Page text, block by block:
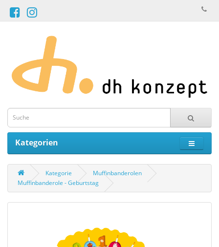
Kategorien
Kategorie
Muffinbanderolen
Muffinbanderole - Geburtstag